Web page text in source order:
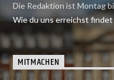
Die Redaktion ist Montag
Wie du uns erreichst findet
MITMACHEN